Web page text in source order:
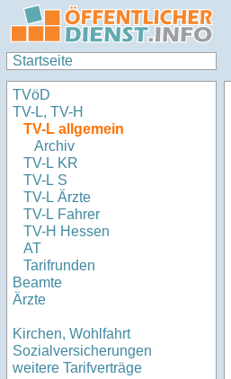
Startseite
TVöD
TV-L, TV-H
TV-L allgemein
Archiv
TV-L KR
TV-L S
TV-L Ärzte
TV-L Fahrer
TV-H Hessen
AT
Tarifrunden
Beamte
Ärzte
Kirchen, Wohlfahrt
Sozialversicherungen
weitere Tarifverträge